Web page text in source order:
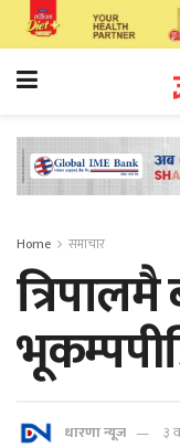
Home समाचार
धारणा न्यूज ३